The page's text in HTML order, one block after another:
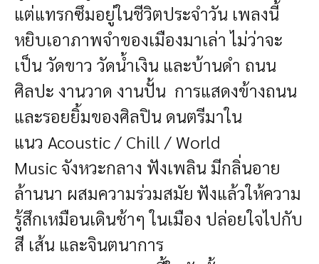
แต่แทรกซึมอยู่ในชีวิตประจำวัน เพลงนี้
หยิบเอาภาพจำของเมืองมาเล่าไม่ว่าจะ
เป็น วัดขาว วัดน้ำเงิน และบ้านดำ ถนน
ศิลปะ งานวาด งานปั้น การแสดงข้างถนน
และรอยยิ้มของศิลปิน ดนตรีมาใน
แนว Acoustic / Chill / World
Music จังหวะกลาง ฟังเพลิน มีกลิ่นอาย
ล้านนา ผสมความร่วมสมัย ฟังแล้วให้ความ
รู้สึกเหมือนเดินช้าๆ ในเมือง ปล่อยใจไปกับ
สี เส้น และจินตนาการ